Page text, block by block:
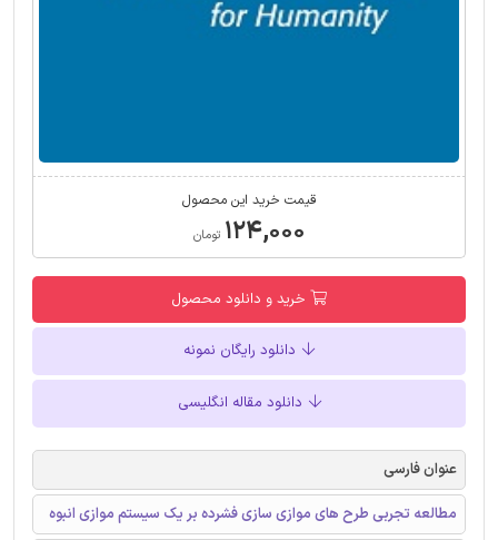
قیمت خرید این محصول
۱۲۴,۰۰۰ تومان
خرید و دانلود محصول
دانلود رایگان نمونه
دانلود مقاله انگلیسی
عنوان فارسی
مطالعه تجربی طرح های موازی سازی فشرده بر یک سیستم موازی انبوه